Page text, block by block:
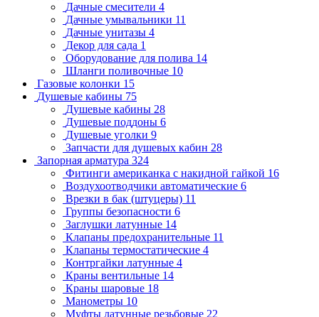
Дачные смесители 4
Дачные умывальники 11
Дачные унитазы 4
Декор для сада 1
Оборудование для полива 14
Шланги поливочные 10
Газовые колонки 15
Душевые кабины 75
Душевые кабины 28
Душевые поддоны 6
Душевые уголки 9
Запчасти для душевых кабин 28
Запорная арматура 324
Фитинги американка с накидной гайкой 16
Воздухоотводчики автоматические 6
Врезки в бак (штуцеры) 11
Группы безопасности 6
Заглушки латунные 14
Клапаны предохранительные 11
Клапаны термостатические 4
Контргайки латунные 4
Краны вентильные 14
Краны шаровые 18
Манометры 10
Муфты латунные резьбовые 22